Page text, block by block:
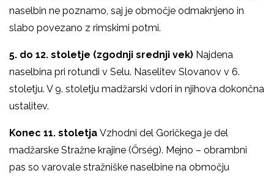
naselbin ne poznamo, saj je območje odmaknjeno in
slabo povezano z rimskimi potmi.
5. do 12. stoletje (zgodnji srednji vek) Najdena
naselbina pri rotundi v Selu. Naselitev Slovanov v 6.
stoletju. V 9. stoletju madžarski vdori in njihova dokončna
ustalitev.
Konec 11. stoletja Vzhodni del Goričkega je del
madžarske Stražne krajine (Őrség). Mejno – obrambni
pas so varovale stražniške naselbine na območju